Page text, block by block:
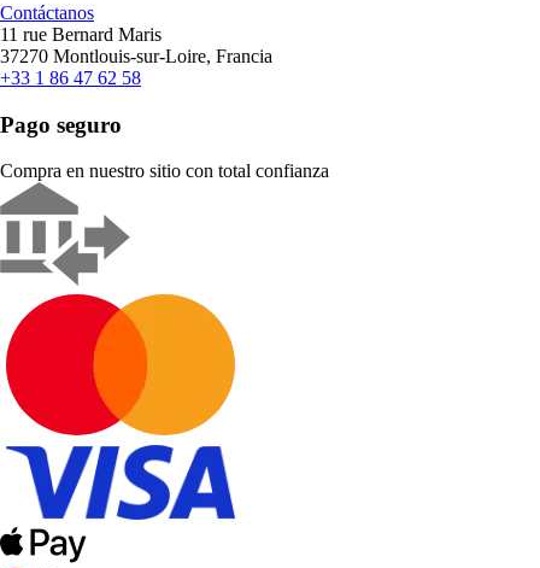
Contáctanos
11 rue Bernard Maris
37270 Montlouis-sur-Loire, Francia
+33 1 86 47 62 58
Pago seguro
Compra en nuestro sitio con total confianza